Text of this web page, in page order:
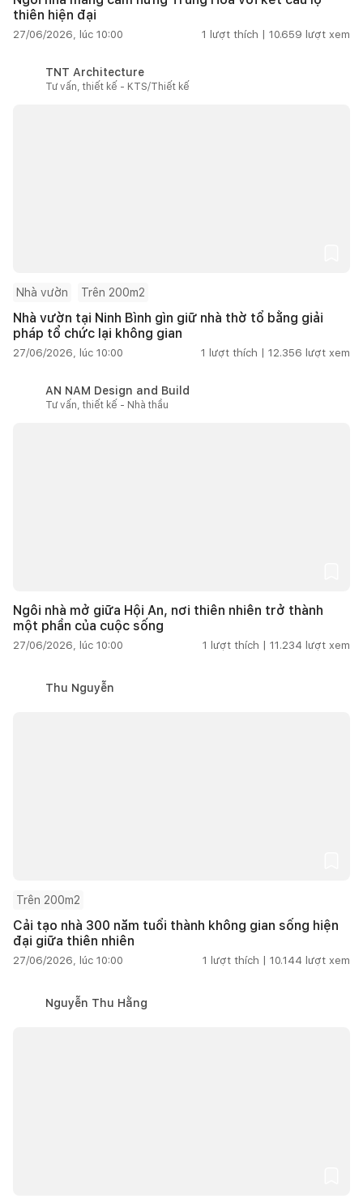
thiên hiện đại
27/06/2026, lúc 10:00 1 lượt thích | 10.659 lượt xem
TNT Architecture
Tư vấn, thiết kế - KTS/Thiết kế
Nhà vườn Trên 200m2
Nhà vườn tại Ninh Bình gìn giữ nhà thờ tổ bằng giải
pháp tổ chức lại không gian
27/06/2026, lúc 10:00 1 lượt thích | 12.356 lượt xem
AN NAM Design and Build
Tư vấn, thiết kế - Nhà thầu
Ngôi nhà mở giữa Hội An, nơi thiên nhiên trở thành
một phần của cuộc sống
27/06/2026, lúc 10:00 1 lượt thích | 11.234 lượt xem
Thu Nguyễn
Trên 200m2
Cải tạo nhà 300 năm tuổi thành không gian sống hiện
đại giữa thiên nhiên
27/06/2026, lúc 10:00 1 lượt thích | 10.144 lượt xem
Nguyễn Thu Hằng